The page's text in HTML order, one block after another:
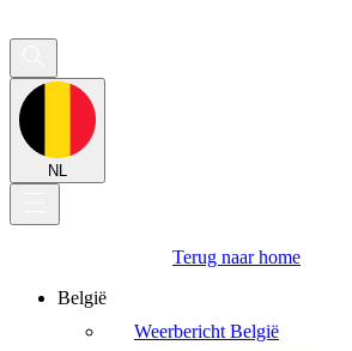
NL
Terug naar home
België
Weerbericht België